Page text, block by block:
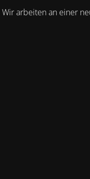
Wir arbeiten an einer